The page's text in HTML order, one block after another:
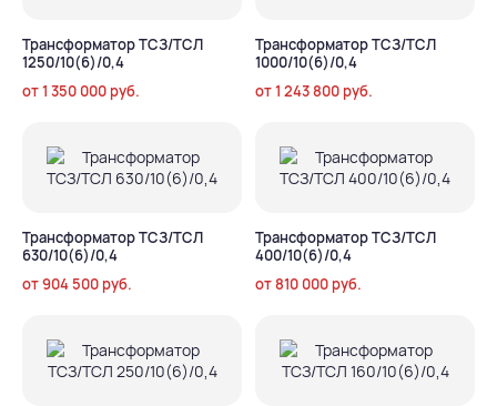
Трансформатор ТСЗ/ТСЛ
1250/10(6)/0,4
от1 350 000 руб.
Трансформатор ТСЗ/ТСЛ
1000/10(6)/0,4
от1 243 800 руб.
Трансформатор ТСЗ/ТСЛ
630/10(6)/0,4
от904 500 руб.
Трансформатор ТСЗ/ТСЛ
400/10(6)/0,4
от810 000 руб.